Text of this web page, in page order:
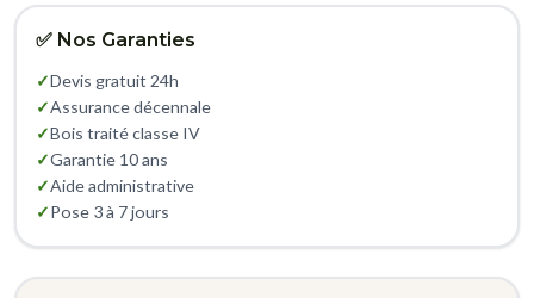
✅ Nos Garanties
✓Devis gratuit 24h
✓Assurance décennale
✓Bois traité classe IV
✓Garantie 10 ans
✓Aide administrative
✓Pose 3 à 7 jours